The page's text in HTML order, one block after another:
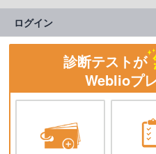
ログイン
診断テストが
Weblioプ